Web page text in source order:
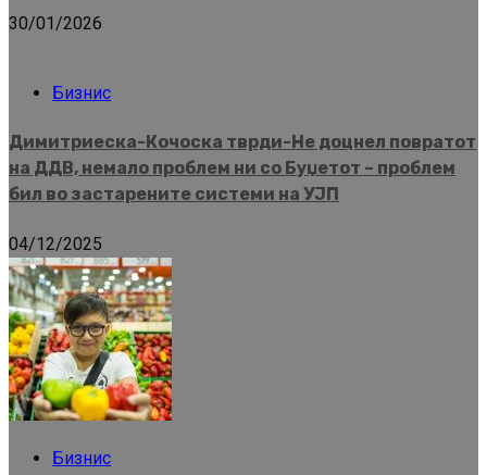
30/01/2026
Бизнис
Димитриеска-Кочоска тврди-Не доцнел повратот
на ДДВ, немало проблем ни со Буџетот – проблем
бил во застарените системи на УЈП
04/12/2025
Бизнис